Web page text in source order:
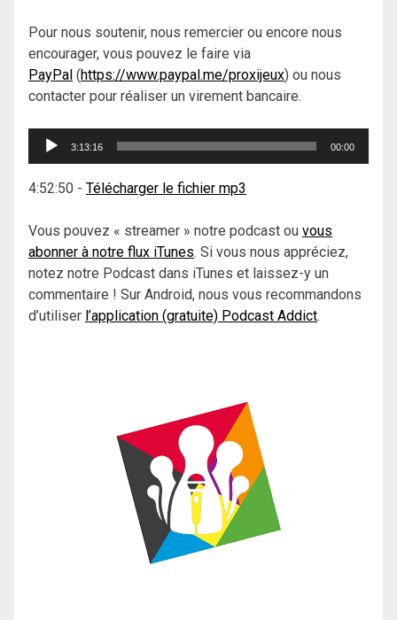
Pour nous soutenir, nous remercier ou encore nous
encourager, vous pouvez le faire via
PayPal (https://www.paypal.me/proxijeux) ou nous
contacter pour réaliser un virement bancaire.
Lecteur
3:13:16 00:00
4:52:50 - Télécharger le fichier mp3
Vous pouvez « streamer » notre podcast ou vous
abonner à notre flux iTunes. Si vous nous appréciez,
notez notre Podcast dans iTunes et laissez-y un
commentaire ! Sur Android, nous vous recommandons
d’utiliser l’application (gratuite) Podcast Addict.